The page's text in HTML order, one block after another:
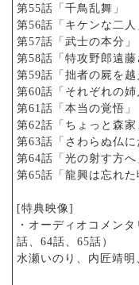
第55話「千鳥乱舞」
第56話「キケンな二人
第57話「武士の本分」
第58話「特攻野郎遠藤
第59話「拙者の屍を越
第60話「それぞれの姉
第61話「本当の覚悟」
第62話「ちょっと森家
第63話「さわらぬ仏に
第64話「光の射す方へ
第65話「龍興は忘れた
[特典映像]
・オーディオコメン
話、64話、65話）
水瀬いのり、内匠靖明